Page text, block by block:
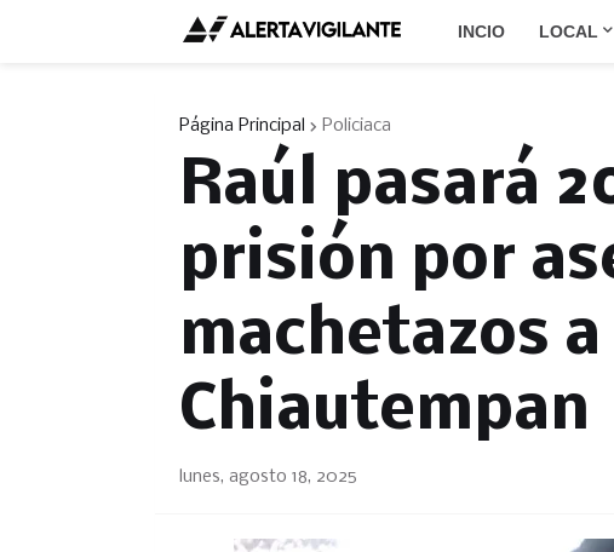
INCIO LOCAL
Página Principal Policiaca
Raúl pasará
prisión por
machetazos
Chiautempan
lunes, agosto 18, 2025